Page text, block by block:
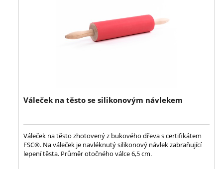
Váleček na těsto se silikonovým návlekem
Váleček na těsto zhotovený z bukového dřeva s certifikátem
FSC®. Na váleček je navléknutý silikonový návlek zabraňující
lepení těsta. Průměr otočného válce 6,5 cm.